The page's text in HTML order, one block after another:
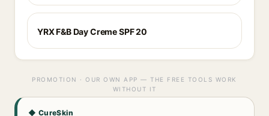
YRX F&B Day Creme SPF 20
PROMOTION · OUR OWN APP — THE FREE TOOLS WORK
WITHOUT IT
◆ CureSkin